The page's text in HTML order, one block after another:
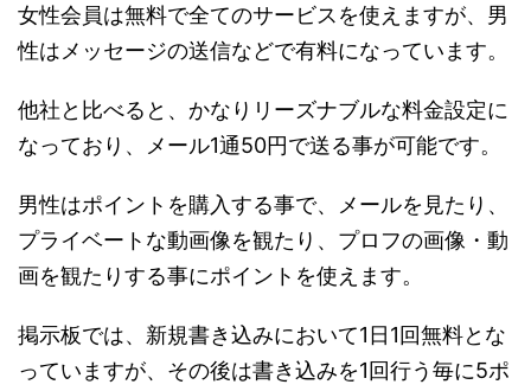
女性会員は無料で全てのサービスを使えますが、男
性はメッセージの送信などで有料になっています。
他社と比べると、かなりリーズナブルな料金設定に
なっており、メール1通50円で送る事が可能です。
男性はポイントを購入する事で、メールを見たり、
プライベートな動画像を観たり、プロフの画像・動
画を観たりする事にポイントを使えます。
掲示板では、新規書き込みにおいて1日1回無料とな
っていますが、その後は書き込みを1回行う毎に5ポ